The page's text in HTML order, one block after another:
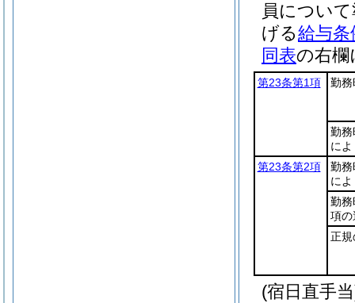
員につい
げる給与条
同表の右欄
第23条第1項 勤務
勤務
に
第23条第2項
勤務
に
勤務
項の
正規
(宿日直手